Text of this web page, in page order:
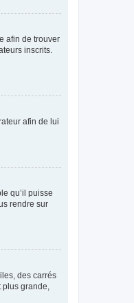
afin de trouver
inscrits.
afin de lui
qu’il puisse
rendre sur
des carrés
grande,